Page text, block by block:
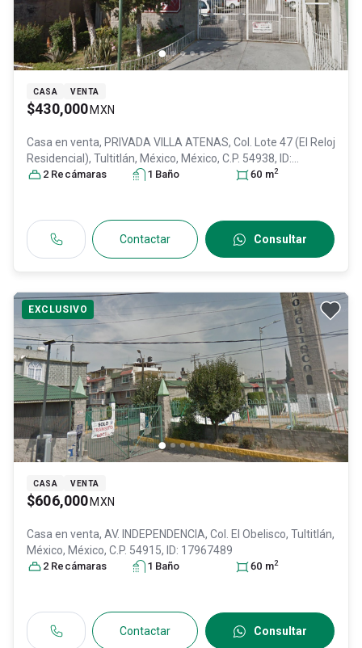
CASA VENTA
$430,000 MXN
Casa en venta, PRIVADA VILLA ATENAS, Col. Lote 47 (El Reloj
Residencial), Tultitlán, México, México, C.P. 54938, ID:
17968634
2 Recámaras 1 Baño 60 m2
Contactar Consultar
EXCLUSIVO
CASA VENTA
$606,000 MXN
Casa en venta, AV. INDEPENDENCIA, Col. El Obelisco, Tultitlán,
México, México, C.P. 54915, ID: 17967489
2 Recámaras 1 Baño 60 m2
Contactar Consultar